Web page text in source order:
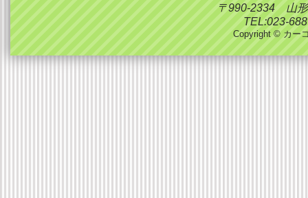
〒990-2334 山形
TEL:023-
Copyright © カー